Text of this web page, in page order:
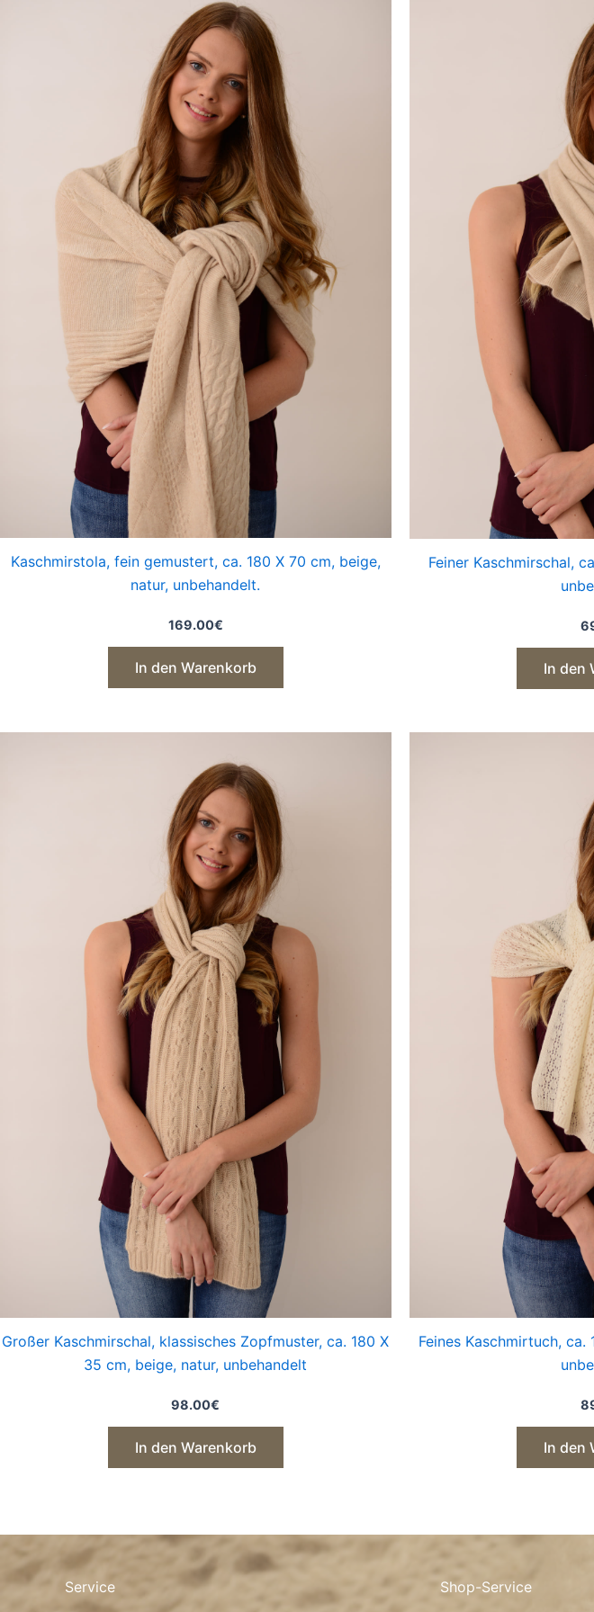
Kaschmirstola, fein gemustert, ca. 180 X 70 cm, beige,
natur, unbehandelt.
169.00€
In den Warenkorb
Feiner Kaschmirschal,
In den
Großer Kaschmirschal, klassisches Zopfmuster, ca. 180 X
35 cm, beige, natur, unbehandelt
98.00€
In den Warenkorb
Feines Kaschmirtuch,
In den
Service Shop-Service